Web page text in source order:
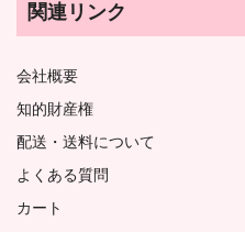
関連リンク
会社概要
知的財産権
配送・送料について
よくある質問
カート